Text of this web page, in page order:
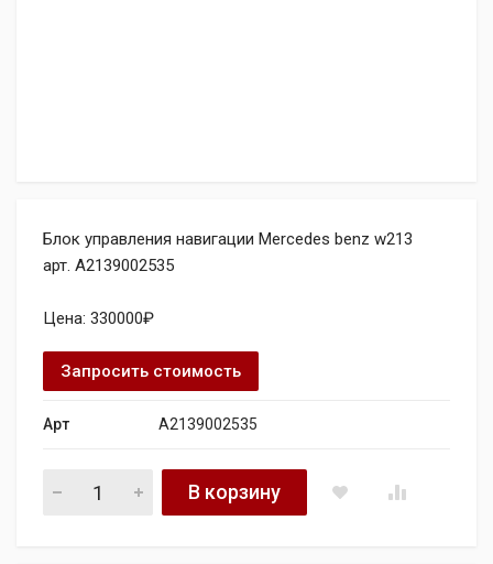
Блок управления навигации Mercedes benz w213
арт. A2139002535
Цена: 330000₽
Запросить стоимость
Арт A2139002535
Блок управления навигации Mercedes benz w213
В корзину